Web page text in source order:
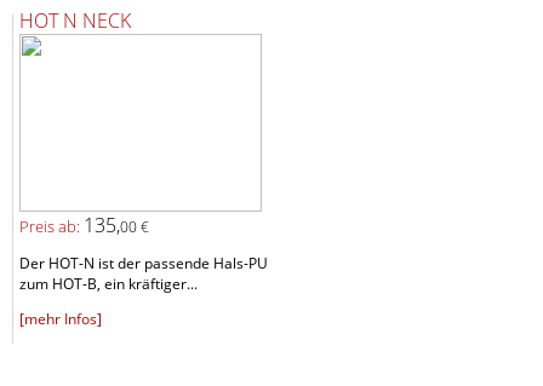
HOT N NECK
Preis ab: 135,00 €
Der HOT-N ist der passende Hals-PU
zum HOT-B, ein kräftiger...
[mehr Infos]